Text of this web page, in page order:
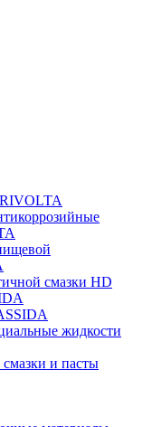
смазки HD
жидкости
и пасты